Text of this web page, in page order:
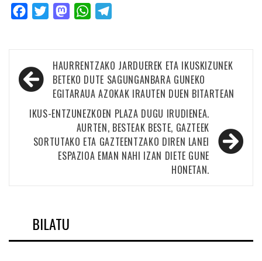
FacebookTwitterMastodonWhatsApp
Bidalketetan
zehar
nabigatu
HAURRENTZAKO JARDUEREK ETA IKUSKIZUNEK
BETEKO DUTE SAGUNGANBARA GUNEKO
EGITARAUA AZOKAK IRAUTEN DUEN BITARTEAN
IKUS-ENTZUNEZKOEN PLAZA DUGU IRUDIENEA.
AURTEN, BESTEAK BESTE, GAZTEEK
SORTUTAKO ETA GAZTEENTZAKO DIREN LANEI
ESPAZIOA EMAN NAHI IZAN DIETE GUNE
HONETAN.
BILATU